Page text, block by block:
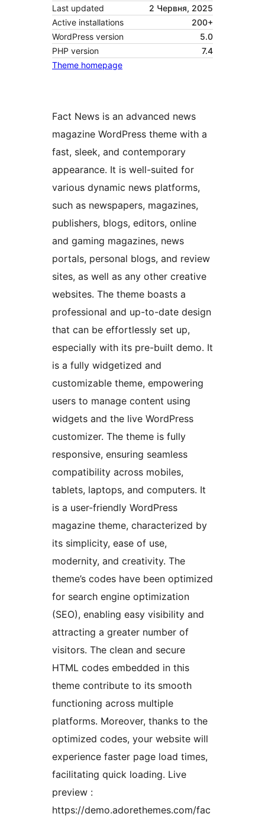
Last updated
2 Червня, 2025
Active installations
200+
WordPress version
5.0
PHP version
7.4
Theme homepage
Fact News is an advanced news
magazine WordPress theme with a
fast, sleek, and contemporary
appearance. It is well-suited for
various dynamic news platforms,
such as newspapers, magazines,
publishers, blogs, editors, online
and gaming magazines, news
portals, personal blogs, and review
sites, as well as any other creative
websites. The theme boasts a
professional and up-to-date design
that can be effortlessly set up,
especially with its pre-built demo. It
is a fully widgetized and
customizable theme, empowering
users to manage content using
widgets and the live WordPress
customizer. The theme is fully
responsive, ensuring seamless
compatibility across mobiles,
tablets, laptops, and computers. It
is a user-friendly WordPress
magazine theme, characterized by
its simplicity, ease of use,
modernity, and creativity. The
theme’s codes have been optimized
for search engine optimization
(SEO), enabling easy visibility and
attracting a greater number of
visitors. The clean and secure
HTML codes embedded in this
theme contribute to its smooth
functioning across multiple
platforms. Moreover, thanks to the
optimized codes, your website will
experience faster page load times,
facilitating quick loading. Live
preview :
https://demo.adorethemes.com/fac